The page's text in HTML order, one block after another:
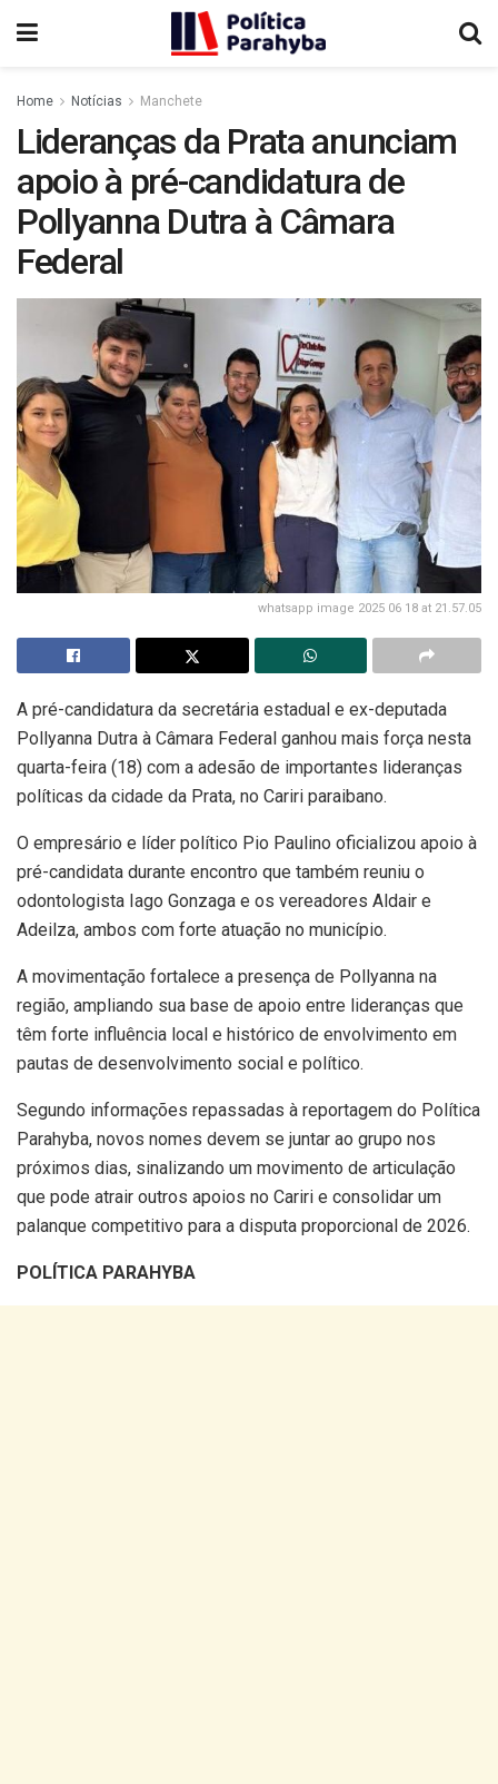
Home Notícias Manchete
Lideranças da Prata anunciam
apoio à pré-candidatura de
Pollyanna Dutra à Câmara
Federal
whatsapp image 2025 06 18 at 21.57.05
A pré-candidatura da secretária estadual e ex-deputada
Pollyanna Dutra à Câmara Federal ganhou mais força nesta
quarta-feira (18) com a adesão de importantes lideranças
políticas da cidade da Prata, no Cariri paraibano.
O empresário e líder político Pio Paulino oficializou apoio à
pré-candidata durante encontro que também reuniu o
odontologista Iago Gonzaga e os vereadores Aldair e
Adeilza, ambos com forte atuação no município.
A movimentação fortalece a presença de Pollyanna na
região, ampliando sua base de apoio entre lideranças que
têm forte influência local e histórico de envolvimento em
pautas de desenvolvimento social e político.
Segundo informações repassadas à reportagem do Política
Parahyba, novos nomes devem se juntar ao grupo nos
próximos dias, sinalizando um movimento de articulação
que pode atrair outros apoios no Cariri e consolidar um
palanque competitivo para a disputa proporcional de 2026.
POLÍTICA PARAHYBA